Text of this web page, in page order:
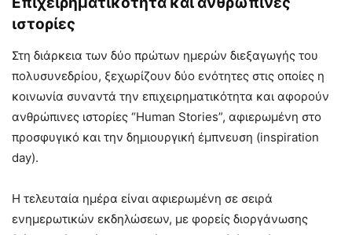
ιστορίες
Στη διάρκεια των δύο πρώτων ημερών διεξαγωγής του
πολυσυνεδρίου, ξεχωρίζουν δύο ενότητες στις οποίες η
κοινωνία συναντά την επιχειρηματικότητα και αφορούν
ανθρώπινες ιστορίες “Human Stories”, αφιερωμένη στο
προσφυγικό και την δημιουργική έμπνευση (inspiration
day).
Η τελευταία ημέρα είναι αφιερωμένη σε σειρά
ενημερωτικών εκδηλώσεων, με φορείς διοργάνωσης